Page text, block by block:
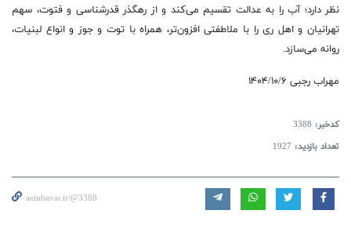
نظر دارد؛ آب را به عدالت تقسیم می‌کند و از رهگذر قدرشناسی و فتوت، سهم
تهرانیان و اهل ری را با ملاطفتی افزون‌تر، همراه با توت و جوز و انواع لبنیات،
روانه می‌سازد.
مهراب رجبی ۱۴۰۴/۱۰/۶
کدخبر: 3388
تعداد بازدید: 1927
aeinbavar.ir/@3388